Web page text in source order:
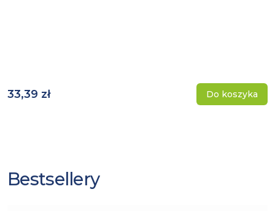
33,39 zł Do koszyka
Bestsellery